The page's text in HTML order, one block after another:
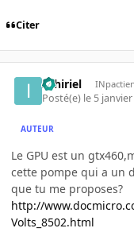
Citer
Ilthiriel INpactien
Posté(e) le 5 janvier
AUTEUR
Le GPU est un
cette pompe qui a un
que tu me proposes?
http://
Volts_8502.html